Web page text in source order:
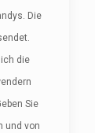
Die
die
Sie
und von